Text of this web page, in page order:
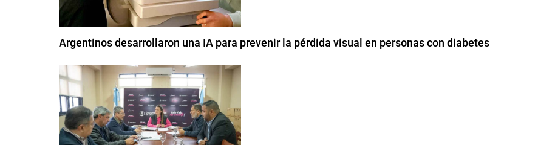
Argentinos desarrollaron una IA para prevenir la pérdida visual en personas con diabetes